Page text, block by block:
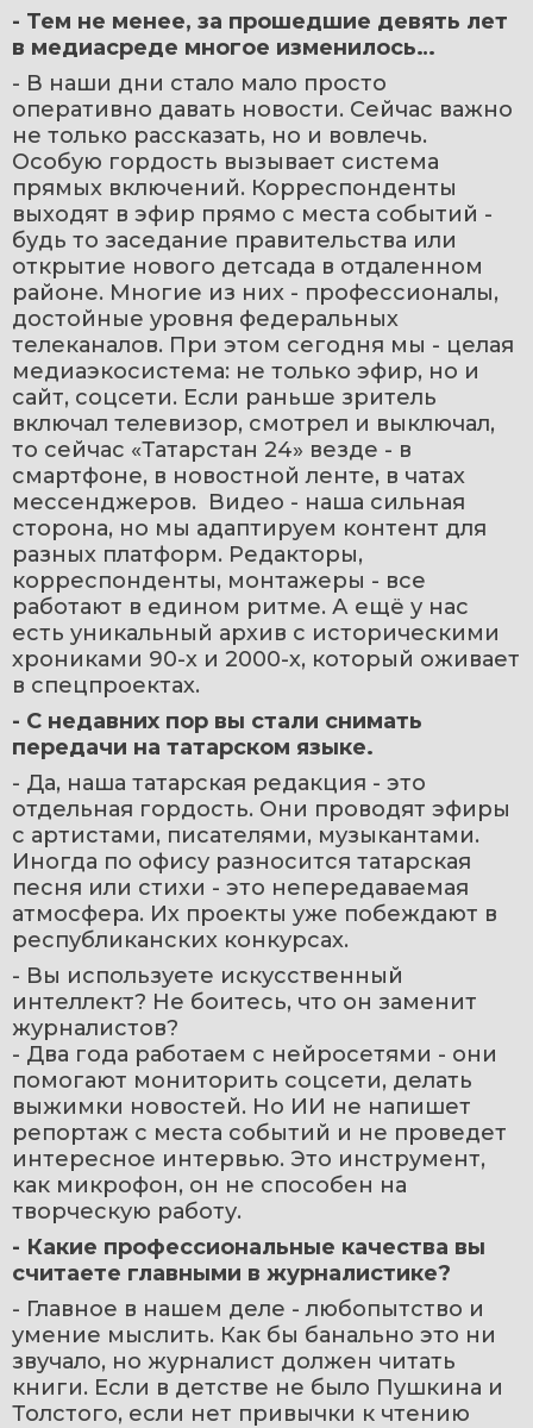
- Тем не менее, за прошедшие девять лет
в медиасреде многое изменилось…
- В наши дни стало мало просто
оперативно давать новости. Сейчас важно
не только рассказать, но и вовлечь.
Особую гордость вызывает система
прямых включений. Корреспонденты
выходят в эфир прямо с места событий -
будь то заседание правительства или
открытие нового детсада в отдаленном
районе. Многие из них - профессионалы,
достойные уровня федеральных
телеканалов. При этом сегодня мы - целая
медиаэкосистема: не только эфир, но и
сайт, соцсети. Если раньше зритель
включал телевизор, смотрел и выключал,
то сейчас «Татарстан 24» везде - в
смартфоне, в новостной ленте, в чатах
мессенджеров.  Видео - наша сильная
сторона, но мы адаптируем контент для
разных платформ. Редакторы,
корреспонденты, монтажеры - все
работают в едином ритме. А ещё у нас
есть уникальный архив с историческими
хрониками 90-х и 2000-х, который оживает
в спецпроектах.
- С недавних пор вы стали снимать
передачи на татарском языке.
- Да, наша татарская редакция - это
отдельная гордость. Они проводят эфиры
с артистами, писателями, музыкантами.
Иногда по офису разносится татарская
песня или стихи - это непередаваемая
атмосфера. Их проекты уже побеждают в
республиканских конкурсах.
- Вы используете искусственный
интеллект? Не боитесь, что он заменит
журналистов?
- Два года работаем с нейросетями - они
помогают мониторить соцсети, делать
выжимки новостей. Но ИИ не напишет
репортаж с места событий и не проведет
интересное интервью. Это инструмент,
как микрофон, он не способен на
творческую работу.
- Какие профессиональные качества вы
считаете главными в журналистике?
- Главное в нашем деле - любопытство и
умение мыслить. Как бы банально это ни
звучало, но журналист должен читать
книги. Если в детстве не было Пушкина и
Толстого, если нет привычки к чтению